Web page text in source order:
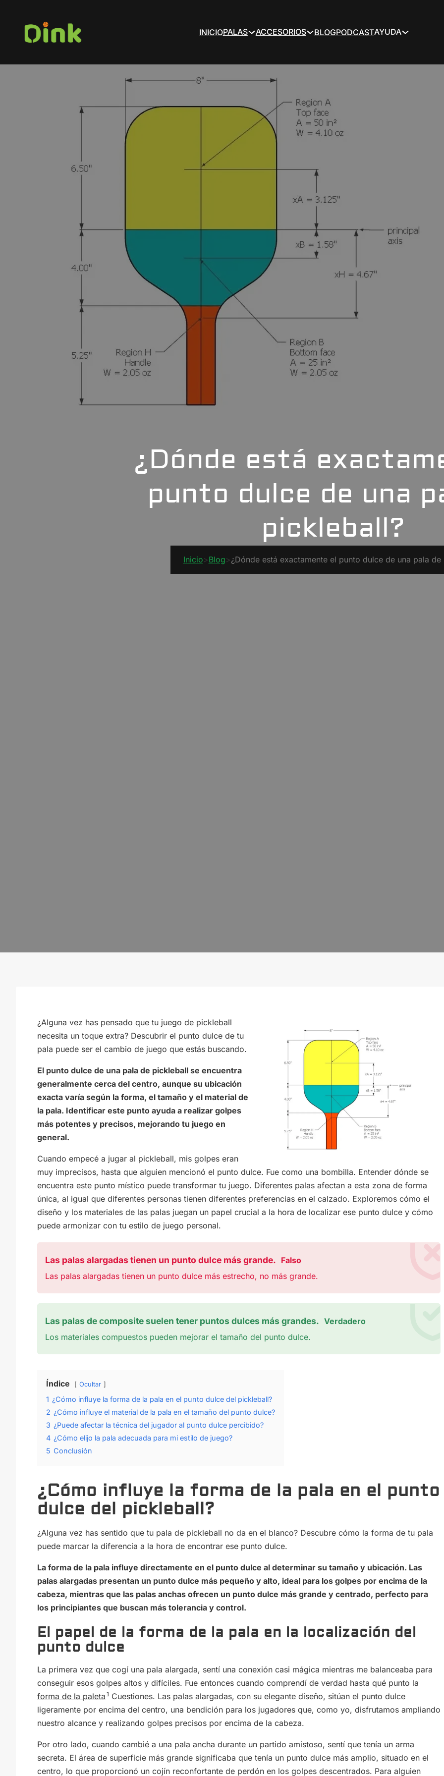
INICIOPALAS ACCESORIOS BLOGPODCASTAYUDA
¿Dónde está
punto dulce de una
pickleball?
Inicio>Blog>¿Dónde está exactamente el punto dulce de una pala de
¿Alguna vez has pensado que tu juego de pickleball
necesita un toque extra? Descubrir el punto dulce de tu
pala puede ser el cambio de juego que estás buscando.
El punto dulce de una pala de pickleball se encuentra
generalmente cerca del centro, aunque su ubicación
exacta varía según la forma, el tamaño y el material de
la pala. Identificar este punto ayuda a realizar golpes
más potentes y precisos, mejorando tu juego en
general.
Cuando empecé a jugar al pickleball, mis golpes eran
muy imprecisos, hasta que alguien mencionó el punto dulce. Fue como una bombilla. Entender dónde se
encuentra este punto místico puede transformar tu juego. Diferentes palas afectan a esta zona de forma
única, al igual que diferentes personas tienen diferentes preferencias en el calzado. Exploremos cómo el
diseño y los materiales de las palas juegan un papel crucial a la hora de localizar ese punto dulce y cómo
puede armonizar con tu estilo de juego personal.
Las palas alargadas tienen un punto dulce más grande. Falso
Las palas alargadas tienen un punto dulce más estrecho, no más grande.
Las palas de composite suelen tener puntos dulces más grandes. Verdadero
Los materiales compuestos pueden mejorar el tamaño del punto dulce.
Índice Ocultar
1 ¿Cómo influye la forma de la pala en el punto dulce del pickleball?
2 ¿Cómo influye el material de la pala en el tamaño del punto dulce?
3 ¿Puede afectar la técnica del jugador al punto dulce percibido?
4 ¿Cómo elijo la pala adecuada para mi estilo de juego?
5 Conclusión
¿Cómo influye la forma de la pala en el punto
dulce del pickleball?
¿Alguna vez has sentido que tu pala de pickleball no da en el blanco? Descubre cómo la forma de tu pala
puede marcar la diferencia a la hora de encontrar ese punto dulce.
La forma de la pala influye directamente en el punto dulce al determinar su tamaño y ubicación. Las
palas alargadas presentan un punto dulce más pequeño y alto, ideal para los golpes por encima de la
cabeza, mientras que las palas anchas ofrecen un punto dulce más grande y centrado, perfecto para
los principiantes que buscan más tolerancia y control.
El papel de la forma de la pala en la localización del
punto dulce
La primera vez que cogí una pala alargada, sentí una conexión casi mágica mientras me balanceaba para
conseguir esos golpes altos y difíciles. Fue entonces cuando comprendí de verdad hasta qué punto la
forma de la paleta 1Cuestiones. Las palas alargadas, con su elegante diseño, sitúan el punto dulce
ligeramente por encima del centro, una bendición para los jugadores que, como yo, disfrutamos ampliando
nuestro alcance y realizando golpes precisos por encima de la cabeza.
Por otro lado, cuando cambié a una pala ancha durante un partido amistoso, sentí que tenía un arma
secreta. El área de superficie más grande significaba que tenía un punto dulce más amplio, situado en el
centro, lo que proporcionó un cojín reconfortante de perdón en los golpes descentrados. Para alguien